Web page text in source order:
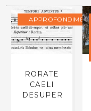
APPROFONDIMENTI
RORATE
CAELI
DESUPER